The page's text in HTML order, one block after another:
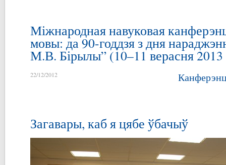
Міжнародная навуковая
мовы: да 90-годдзя з дня
М.В. Бірылы” (10–11 верасня 2013
22/12/2012
Загавары, каб я цябе ўбачыў